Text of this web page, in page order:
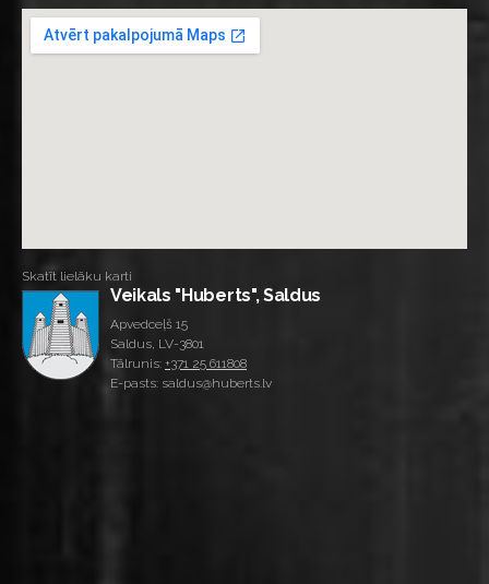
Skatīt lielāku karti
Veikals "Huberts", Saldus
Apvedceļš 15
Saldus, LV-3801
Tālrunis: +371 25 611808
E-pasts: saldus@huberts.lv